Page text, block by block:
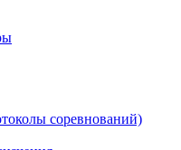
соревнований)